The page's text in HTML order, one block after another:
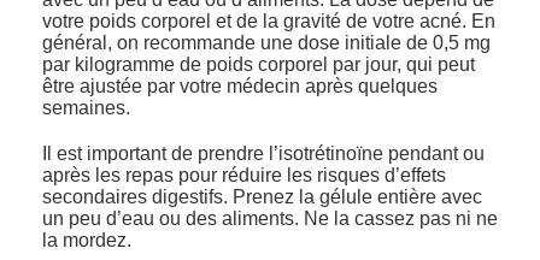
votre poids corporel et de la gravité de votre acné. En
général, on recommande une dose initiale de 0,5 mg
par kilogramme de poids corporel par jour, qui peut
être ajustée par votre médecin après quelques
semaines.
Il est important de prendre l’isotrétinoïne pendant ou
après les repas pour réduire les risques d’effets
secondaires digestifs. Prenez la gélule entière avec
un peu d’eau ou des aliments. Ne la cassez pas ni ne
la mordez.